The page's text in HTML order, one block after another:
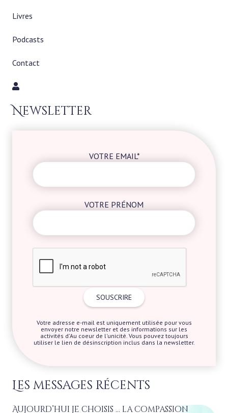
Livres
Podcasts
Contact
Newsletter
VOTRE EMAIL*
VOTRE PRÉNOM
Votre adresse e-mail est uniquement utilisée pour vous
envoyer notre newsletter et des informations sur les
activités d'Au coeur de l'unicité. Vous pouvez toujours
utiliser le lien de désinscription inclus dans la newsletter.
Les messages récents
Aujourd’hui je choisis … la compassion